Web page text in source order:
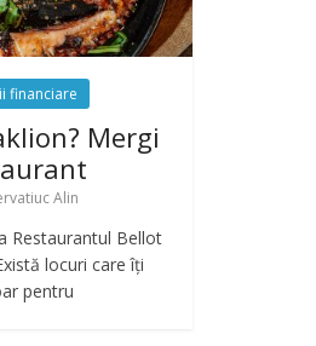
financiare
Mergi
Alin
Restaurantul Bellot
locuri care îți
pentru